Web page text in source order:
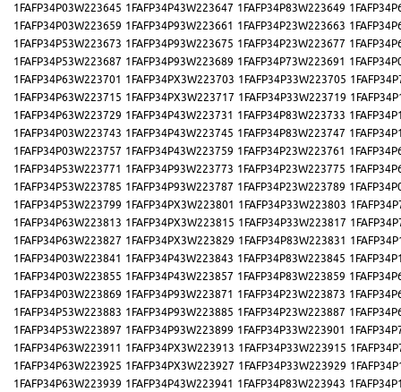
1FAFP34P03W223645 1FAFP34P43W223647 1FAFP34P83W223649
1FAFP34P03W223659 1FAFP34P93W223661 1FAFP34P23W223663
1FAFP34P53W223673 1FAFP34P93W223675 1FAFP34P23W223677
1FAFP34P53W223687 1FAFP34P93W223689 1FAFP34P73W223691
1FAFP34P63W223701 1FAFP34PX3W223703 1FAFP34P33W223705
1FAFP34P63W223715 1FAFP34PX3W223717 1FAFP34P33W223719
1FAFP34P63W223729 1FAFP34P43W223731 1FAFP34P83W223733
1FAFP34P03W223743 1FAFP34P43W223745 1FAFP34P83W223747
1FAFP34P03W223757 1FAFP34P43W223759 1FAFP34P23W223761
1FAFP34P53W223771 1FAFP34P93W223773 1FAFP34P23W223775
1FAFP34P53W223785 1FAFP34P93W223787 1FAFP34P23W223789
1FAFP34P53W223799 1FAFP34PX3W223801 1FAFP34P33W223803
1FAFP34P63W223813 1FAFP34PX3W223815 1FAFP34P33W223817
1FAFP34P63W223827 1FAFP34PX3W223829 1FAFP34P83W223831
1FAFP34P03W223841 1FAFP34P43W223843 1FAFP34P83W223845
1FAFP34P03W223855 1FAFP34P43W223857 1FAFP34P83W223859
1FAFP34P03W223869 1FAFP34P93W223871 1FAFP34P23W223873
1FAFP34P53W223883 1FAFP34P93W223885 1FAFP34P23W223887
1FAFP34P53W223897 1FAFP34P93W223899 1FAFP34P33W223901
1FAFP34P63W223911 1FAFP34PX3W223913 1FAFP34P33W223915
1FAFP34P63W223925 1FAFP34PX3W223927 1FAFP34P33W223929
1FAFP34P63W223939 1FAFP34P43W223941 1FAFP34P83W223943